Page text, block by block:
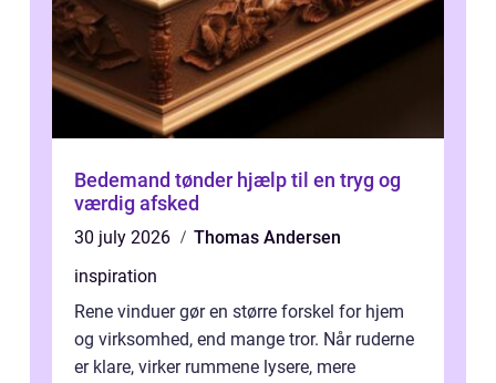
Bedemand tønder hjælp til en tryg og
værdig afsked
30 july 2026
Thomas Andersen
inspiration
Rene vinduer gør en større forskel for hjem
og virksomhed, end mange tror. Når ruderne
er klare, virker rummene lysere, mere